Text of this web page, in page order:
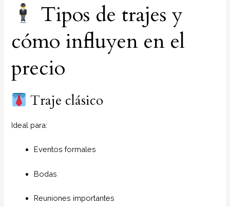
Tipos de trajes y
cómo influyen en el
precio
Traje clásico
Ideal para:
Eventos formales
Bodas
Reuniones importantes